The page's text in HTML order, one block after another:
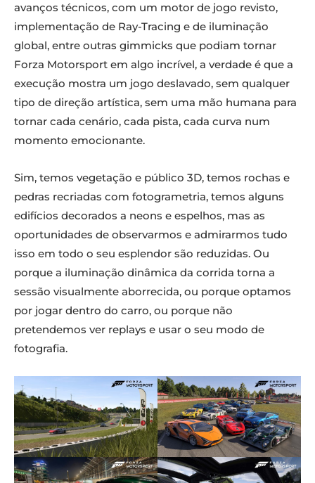
avanços técnicos, com um motor de jogo revisto,
implementação de Ray-Tracing e de iluminação
global, entre outras gimmicks que podiam tornar
Forza Motorsport em algo incrível, a verdade é que a
execução mostra um jogo deslavado, sem qualquer
tipo de direção artística, sem uma mão humana para
tornar cada cenário, cada pista, cada curva num
momento emocionante.
Sim, temos vegetação e público 3D, temos rochas e
pedras recriadas com fotogrametria, temos alguns
edifícios decorados a neons e espelhos, mas as
oportunidades de observarmos e admirarmos tudo
isso em todo o seu esplendor são reduzidas. Ou
porque a iluminação dinâmica da corrida torna a
sessão visualmente aborrecida, ou porque optamos
por jogar dentro do carro, ou porque não
pretendemos ver replays e usar o seu modo de
fotografia.